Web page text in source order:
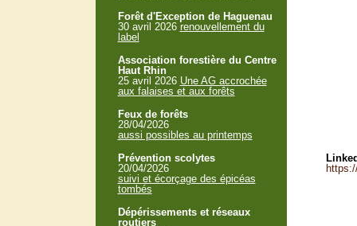
Forêt d'Exception de Haguenau
30 avril 2026 renouvellement du
label
Association forestière du Centre
Haut Rhin
25 avril 2026 Une AG accrochée
aux falaises et aux forêts
Feux de forêts
28/04/2026
aussi possibles au printemps
Prévention scolytes
20/04/2026
suivi et écorçage des épicéas
tombés
Dépérissements et réseaux
routiers